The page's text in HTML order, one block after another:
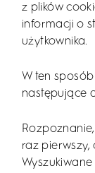
z plików
informacji o
użytkownika.
W ten
następujące
raz pierwszy,